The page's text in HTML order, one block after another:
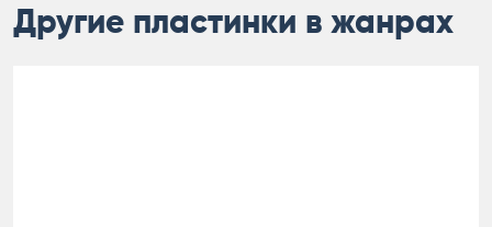
Другие пластинки в жанрах